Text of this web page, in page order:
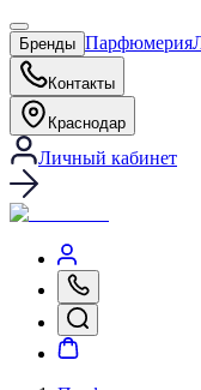
Бренды Парфюмерия
Контакты
Краснодар
Личный кабинет